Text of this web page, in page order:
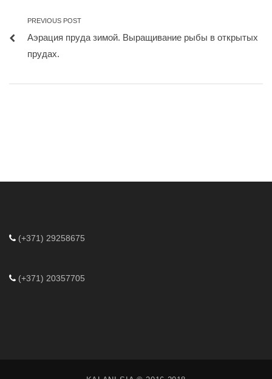
PREVIOUS POST
Аэрация пруда зимой. Выращивание рыбы в открытых
прудах.
(+371) 29258675
(+371) 20357705